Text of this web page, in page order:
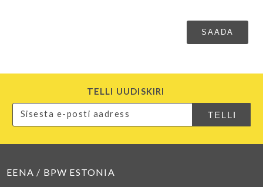
TELLI UUDISKIRI
EENA / BPW ESTONIA